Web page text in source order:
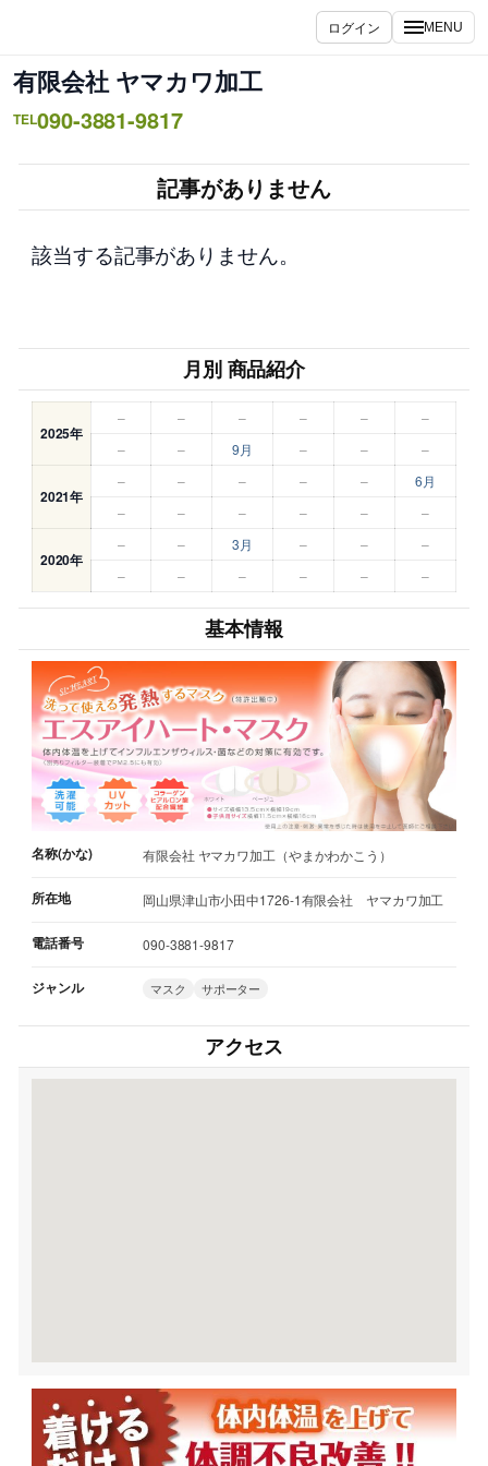
を
ス
キ
ログイン MENU
有限会社 ヤマカワ加工
TEL090-3881-9817
記事がありません
該当する記事がありません。
月別 商品紹介
2025年
– – – – –
–
–
– 9月 – – –
2021年
– – – – –
6月
–
– – – – –
2020年
– – 3月 – –
–
–
– – – – –
基本情報
名称(かな) 有限会社 ヤマカワ加工（やまかわかこう）
所在地 岡山県津山市小田中1726-1有限会社 ヤマカワ加工
電話番号 090-3881-9817
ジャンル マスク サポーター
アクセス